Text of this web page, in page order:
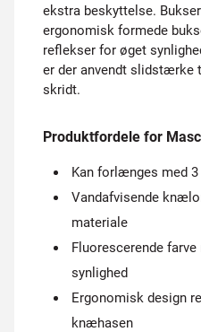
ekstra beskyttelse.
ergonomisk formede
reflekser for øget
er der anvendt slidstærke
skridt.
Produktfordele for
Kan forlænges med
Vandafvisende
materiale
Fluorescerende
synlighed
Ergonomisk design
knæhasen